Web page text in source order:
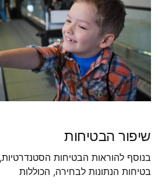
שיפור הבטיחות
בנוסף להוראות הבטיחות
בטיחות הנתונות לבחירה, הכוללות